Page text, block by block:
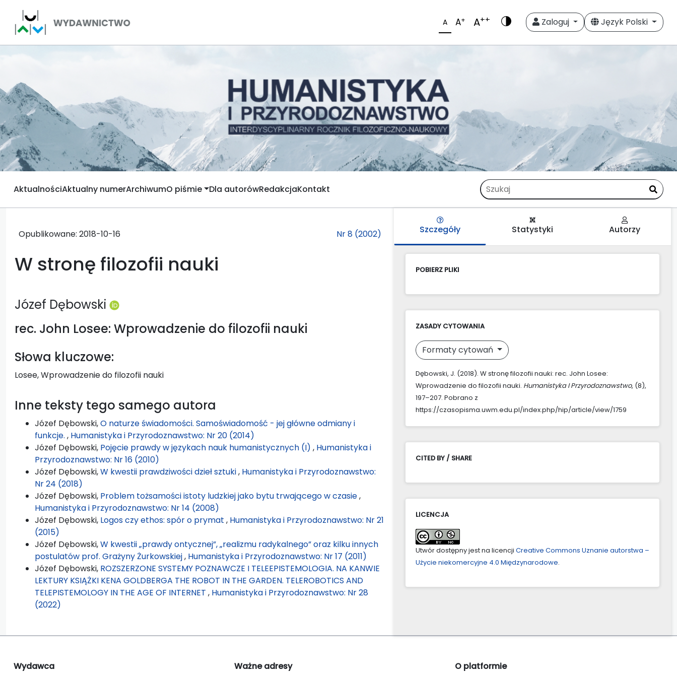
A A+ A++ Zaloguj Język Polski
AktualnościAktualny numerArchiwumO piśmie Dla autorówRedakcjaKontakt
Opublikowane: 2018-10-16 Nr 8 (2002)
W stronę filozofii nauki
Józef Dębowski
rec. John Losee: Wprowadzenie do filozofii nauki
Słowa kluczowe:
Losee, Wprowadzenie do filozofii nauki
Inne teksty tego samego autora
Józef Dębowski,O naturze świadomości. Samoświadomość - jej główne odmiany i
funkcje. , Humanistyka i Przyrodoznawstwo: Nr 20 (2014)
Józef Dębowski, Pojęcie prawdy w językach nauk humanistycznych (I) , Humanistyka i
Przyrodoznawstwo: Nr 16 (2010)
Józef Dębowski,W kwestii prawdziwości dzieł sztuki, Humanistyka i Przyrodoznawstwo:
Nr 24 (2018)
Józef Dębowski, Problem tożsamości istoty ludzkiej jako bytu trwającego w czasie,
Humanistyka i Przyrodoznawstwo: Nr 14 (2008)
Józef Dębowski, Logos czy ethos: spór o prymat , Humanistyka i Przyrodoznawstwo: Nr 21
(2015)
Józef Dębowski,W kwestii „prawdy ontycznej”, „realizmu radykalnego” oraz kilku innych
postulatów prof. Grażyny Żurkowskiej, Humanistyka i Przyrodoznawstwo: Nr 17 (2011)
Józef Dębowski, ROZSZERZONE SYSTEMY POZNAWCZE I TELEEPISTEMOLOGIA. NA KANWIE
LEKTURY KSIĄŻKI KENA GOLDBERGA THE ROBOT IN THE GARDEN. TELEROBOTICS AND
TELEPISTEMOLOGY IN THE AGE OF INTERNET , Humanistyka i Przyrodoznawstwo: Nr 28
(2022)
Szczegóły Statystyki Autorzy
POBIERZ PLIKI
ZASADY CYTOWANIA
Formaty cytowań
Dębowski, J. (2018). W stronę filozofii nauki: rec. John Losee:
Wprowadzenie do filozofii nauki. Humanistyka I Przyrodoznawstwo, (8),
197–207. Pobrano z
https://czasopisma.uwm.edu.pl/index.php/hip/article/view/1759
CITED BY / SHARE
LICENCJA
Utwór dostępny jest na licencji Creative Commons Uznanie autorstwa –
Użycie niekomercyjne 4.0 Międzynarodowe.
Wydawca
Ważne adresy
O platformie